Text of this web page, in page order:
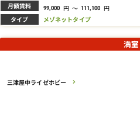
月額賃料 99,000 円 ～ 111,100 円
タイプ メゾネットタイプ
三津屋中ライゼホビー
満室